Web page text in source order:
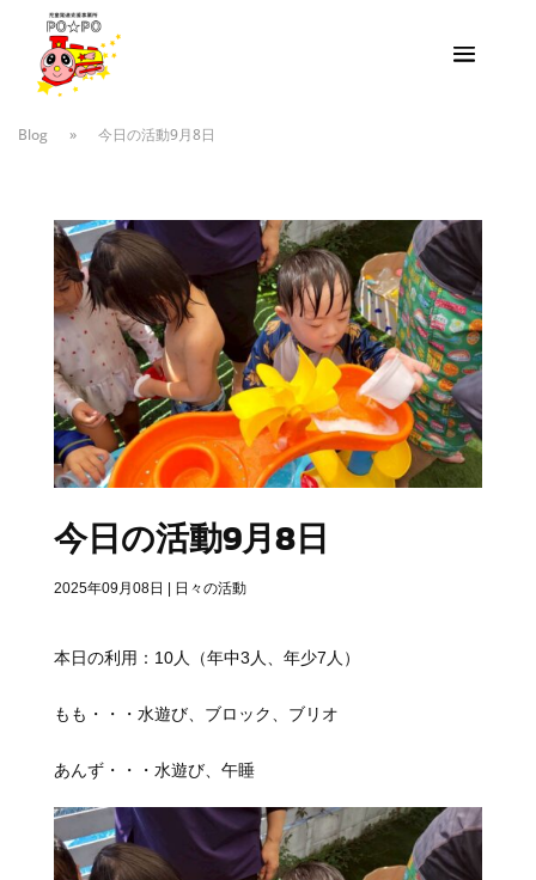
Blog » 今日の活動9月8日
今日の活動9月8日
2025年09月08日 日々の活動
本日の利用：10人（年中3人、年少7人）
もも・・・水遊び、ブロック、ブリオ
あんず・・・水遊び、午睡